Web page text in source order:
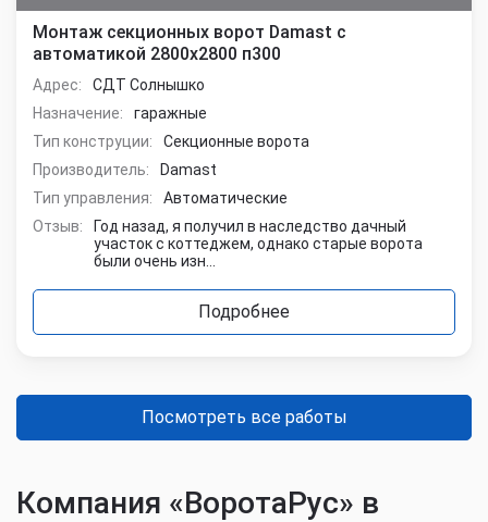
Монтаж секционных ворот Damast с
автоматикой 2800х2800 п300
Адрес:
СДТ Солнышко
Назначение:
гаражные
Тип конструции:
Секционные ворота
Производитель:
Damast
Тип управления:
Автоматические
Отзыв:
Год назад, я получил в наследство дачный
участок с коттеджем, однако старые ворота
были очень изн...
Подробнее
Посмотреть все работы
Компания «ВоротаРус» в